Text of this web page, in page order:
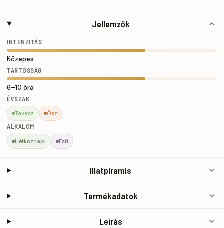
Jellemzők
INTENZITÁS
Közepes
TARTÓSSÁG
6–10 óra
ÉVSZAK
Tavasz Ősz
ALKALOM
Hétköznapi Esti
Illatpiramis
Termékadatok
Leírás